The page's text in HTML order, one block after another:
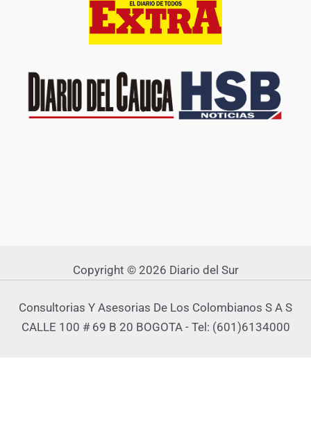
Copyright © 2026 Diario del Sur
Consultorias Y Asesorias De Los Colombianos S A S
CALLE 100 # 69 B 20 BOGOTA - Tel: (601)6134000